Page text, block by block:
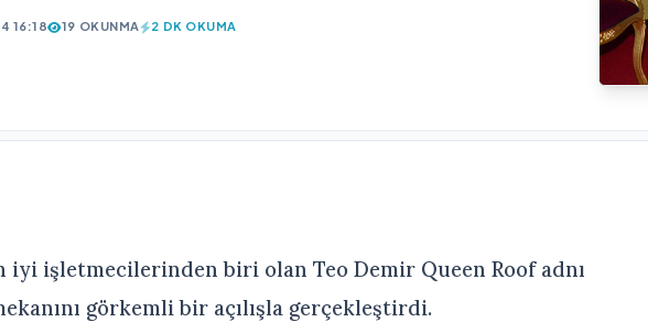
16:18 19 OKUNMA 2 DK OKUMA
iyi işletmecilerinden biri olan Teo Demir Queen Roof adnı
görkemli bir açılışla gerçekleştirdi.